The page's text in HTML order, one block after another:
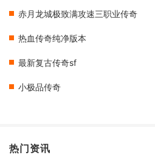
赤月龙城极致满攻速三职业传奇
热血传奇纯净版本
最新复古传奇sf
小极品传奇
热门资讯